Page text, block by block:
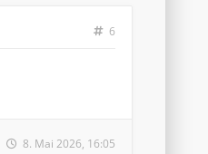
6
8. Mai 2026, 16:05